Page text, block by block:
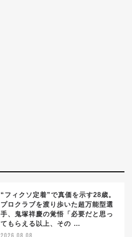
“フィクソ定着”で真価を示す28歳。
プロクラブを渡り歩いた超万能型選
手、鬼塚祥慶の覚悟「必要だと思っ
てもらえる以上、その …